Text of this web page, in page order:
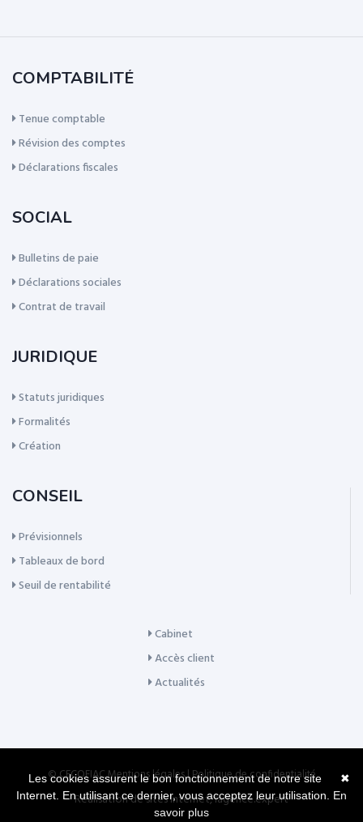
COMPTABILITÉ
Tenue comptable
Révision des comptes
Déclarations fiscales
SOCIAL
Bulletins de paie
Déclarations sociales
Contrat de travail
JURIDIQUE
Statuts juridiques
Formalités
Création
CONSEIL
Prévisionnels
Tableaux de bord
Seuil de rentabilité
Cabinet
Accès client
Actualités
© CECOFIACMentions légales|Politique de confidentialité
Réalisation de sites Internet,lagence.expert
✖
Les cookies assurent le bon fonctionnement de notre site
Internet. En utilisant ce dernier, vous acceptez leur utilisation. En
savoir plus